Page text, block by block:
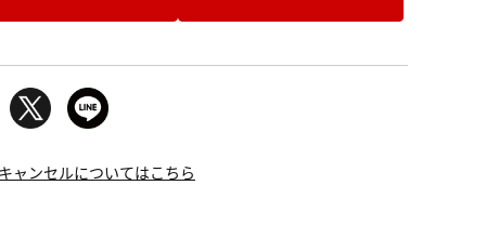
ャンセルについてはこちら